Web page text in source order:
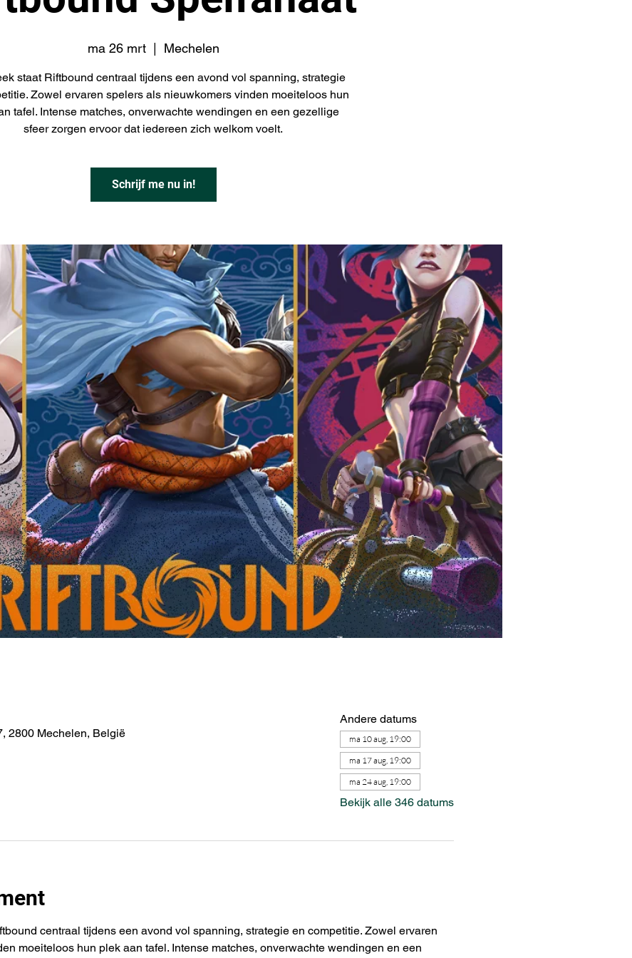
ma 26 mrt
  |
Mechelen
staat Riftbound centraal tijdens een avond vol spanning, strategie
Zowel ervaren spelers als nieuwkomers vinden moeiteloos hun
tafel. Intense matches, onverwachte wendingen en een gezellige
sfeer zorgen ervoor dat iedereen zich welkom voelt.
Schrijf me nu in!
2800 Mechelen, België
Andere datums
ma 10 aug, 19:00
ma 17 aug, 19:00
ma 24 aug, 19:00
Bekijk alle 346 datums
centraal tijdens een avond vol spanning, strategie en competitie. Zowel ervaren
moeiteloos hun plek aan tafel. Intense matches, onverwachte wendingen en een